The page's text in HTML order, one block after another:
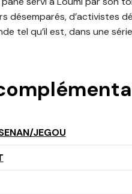
désemparés, d’activistes
tel qu’il est, dans une
JEGOU